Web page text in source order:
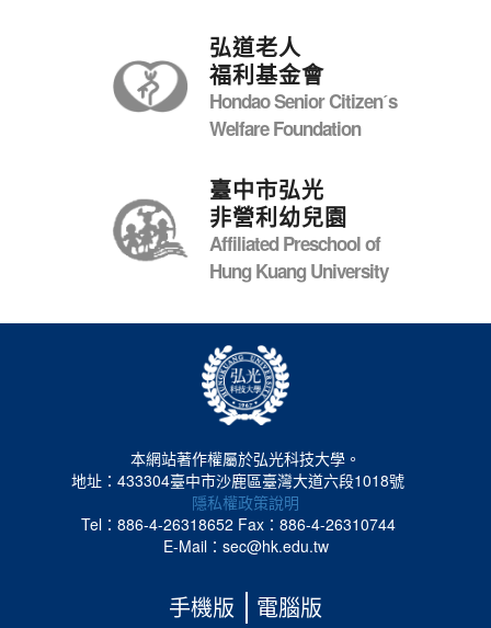
弘道老人
福利基金會
Hondao Senior Citizenˊs
Welfare Foundation
臺中市弘光
非營利幼兒園
Affiliated Preschool of
Hung Kuang University
本網站著作權屬於弘光科技大學。
地址：433304臺中市沙鹿區臺灣大道六段1018號
隱私權政策說明
Tel：886-4-26318652 Fax：886-4-26310744
E-Mail：sec@hk.edu.tw
手機版 電腦版